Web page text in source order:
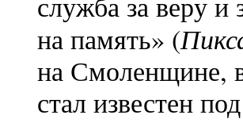
на память» (
на Смоленщине,
стал известен